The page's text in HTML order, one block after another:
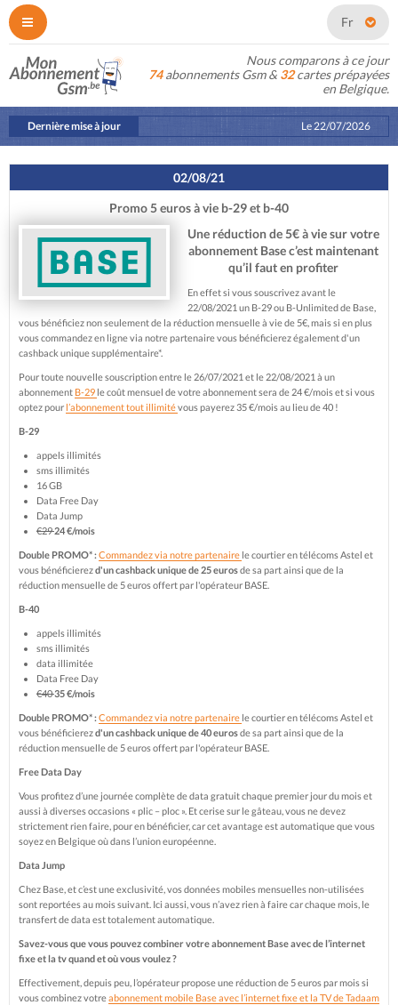
Fr
Nous comparons à ce jour
74abonnements Gsm & 32cartes prépayées
en Belgique.
Dernière mise à jour Le22/07/2026
02/08/21
Promo 5 euros à vie b-29 et b-40
Une réduction de 5€ à vie sur votre
abonnement Base c’est maintenant
qu’il faut en profiter
En effet si vous souscrivez avant le
22/08/2021 un B-29 ou B-Unlimited de Base,
vous bénéficiez non seulement de la réduction mensuelle à vie de 5€, mais si en plus
vous commandez en ligne via notre partenaire vous bénéficierez également d'un
cashback unique supplémentaire*.
Pour toute nouvelle souscription entre le 26/07/2021 et le 22/08/2021 à un
abonnement B-29 le coût mensuel de votre abonnement sera de 24 €/mois et si vous
optez pour l’abonnement tout illimitévous payerez 35 €/mois au lieu de 40 !
B-29
appels illimités
sms illimités
16 GB
Data Free Day
Data Jump
€2924 €/mois
Double PROMO* :Commandez via notre partenaire le courtier en télécoms Astel et
vous bénéficierezd'un cashback unique de 25 eurosde sa part ainsi que de la
réduction mensuelle de 5 euros offert par l'opérateur BASE.
B-40
appels illimités
sms illimités
data illimitée
Data Free Day
€4035 €/mois
Double PROMO* :Commandez via notre partenaire le courtier en télécoms Astel et
vous bénéficierezd'un cashback unique de 40 eurosde sa part ainsi que de la
réduction mensuelle de 5 euros offert par l'opérateur BASE.
Free Data Day
Vous profitez d’une journée complète de data gratuit chaque premier jour du mois et
aussi à diverses occasions « plic – ploc ». Et cerise sur le gâteau, vous ne devez
strictement rien faire, pour en bénéficier, car cet avantage est automatique que vous
soyez en Belgique où dans l’union européenne.
Data Jump
Chez Base, et c’est une exclusivité, vos données mobiles mensuelles non-utilisées
sont reportées au mois suivant. Ici aussi, vous n’avez rien à faire car chaque mois, le
transfert de data est totalement automatique.
Savez-vous que vous pouvez combiner votre abonnement Base avec de l’internet
fixe et la tv quand et où vous voulez ?
Effectivement, depuis peu, l’opérateur propose une réduction de 5 euros par mois si
vous combinez votreabonnement mobile Base avec l’internet fixe et la TV de Tadaam